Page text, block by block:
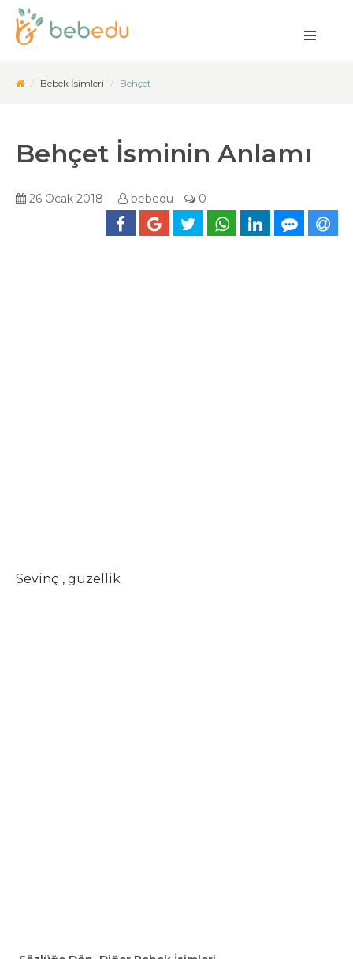
Bebek İsimleri Behçet
Behçet İsminin Anlamı
26 Ocak 2018 bebedu 0
Sevinç , güzellik